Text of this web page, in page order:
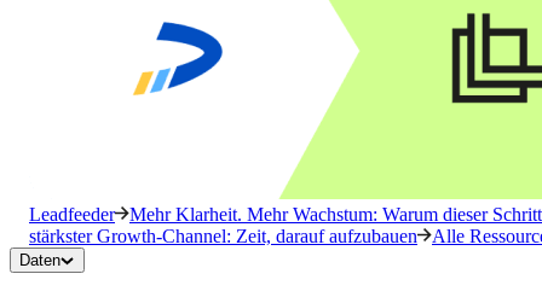
Leadfeeder
Mehr Klarheit. Mehr Wachstum: Warum dieser
stärkster Growth-Channel: Zeit, darauf aufzubauen
Alle
Daten